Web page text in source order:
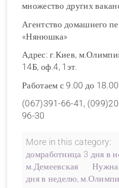
множество других
Агентство домашнего
«Нянюшка»
Адрес: г.Киев,
14Б, оф.4, 1эт.
Работаем с 9.00 до
(067)391-66-41,
96-30
More in this category:
домработница 3 дня в
м.Демеевская
Нужна
дня в неделю,